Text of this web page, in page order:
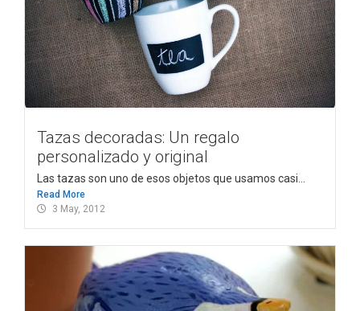
Tazas decoradas: Un regalo
personalizado y original
Las tazas son uno de esos objetos que usamos casi...
Read More
3 May, 2012